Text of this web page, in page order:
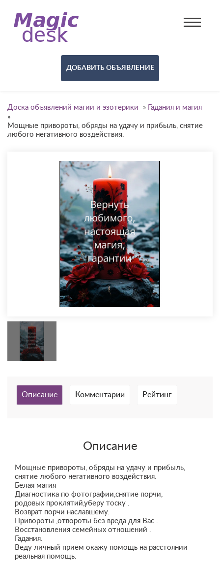
ДОБАВИТЬ ОБЪЯВЛЕНИЕ
Доска объявлений магии и эзотерики »
Гадания и магия
»
Мощные привороты, обряды на удачу и прибыль, снятие
любого негативного воздействия.
Описание Комментарии Рейтинг
Описание
Мощные привороты, обряды на удачу и прибыль,
снятие любого негативного воздействия.
Белая магия
Диагностика по фотографии,снятие порчи,
родовых проклятий,уберу тоску .
Возврат порчи наславшему.
Привороты ,отвороты без вреда для Вас .
Восстановления семейных отношений .
Гадания.
Веду личный прием окажу помощь на расстоянии
реальная помощь.